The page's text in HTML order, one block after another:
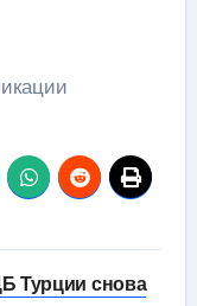
Турции снова